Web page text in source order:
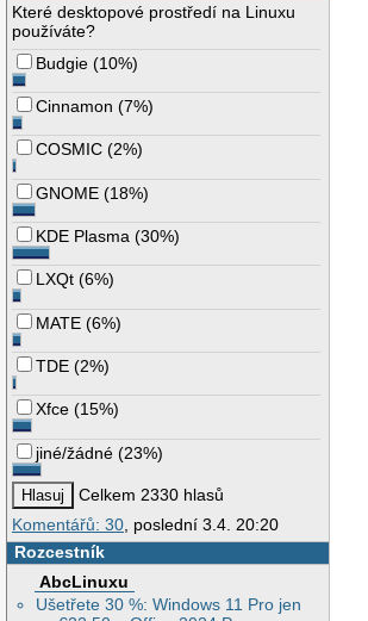
Které desktopové prostředí na Linuxu
používáte?
Budgie (10%)
Cinnamon (7%)
COSMIC (2%)
GNOME (18%)
KDE Plasma (30%)
LXQt (6%)
MATE (6%)
TDE (2%)
Xfce (15%)
jiné/žádné (23%)
Celkem 2330 hlasů
Komentářů: 30, poslední 3.4. 20:20
Rozcestník
AbcLinuxu
Ušetřete 30 %: Windows 11 Pro jen